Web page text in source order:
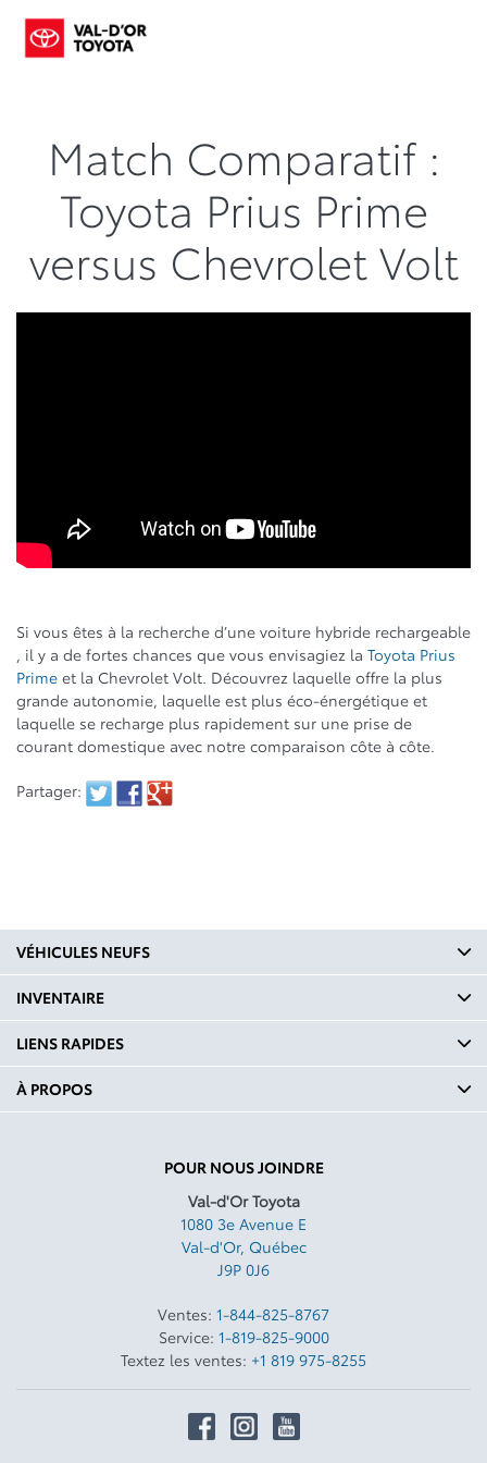
Match Comparatif :
Toyota Prius Prime
versus Chevrolet Volt
Si vous êtes à la recherche d’une voiture hybride rechargeable
, il y a de fortes chances que vous envisagiez la Toyota Prius
Prime et la Chevrolet Volt. Découvrez laquelle offre la plus
grande autonomie, laquelle est plus éco-énergétique et
laquelle se recharge plus rapidement sur une prise de
courant domestique avec notre comparaison côte à côte.
Partager:
POUR NOUS JOINDRE
Val-d'Or Toyota
1080 3e Avenue E
Val-d'Or, Québec
J9P 0J6
Ventes: 1-844-825-8767
Service: 1-819-825-9000
Textez les ventes: +1 819 975-8255
VÉHICULES NEUFS
INVENTAIRE
LIENS RAPIDES
À PROPOS